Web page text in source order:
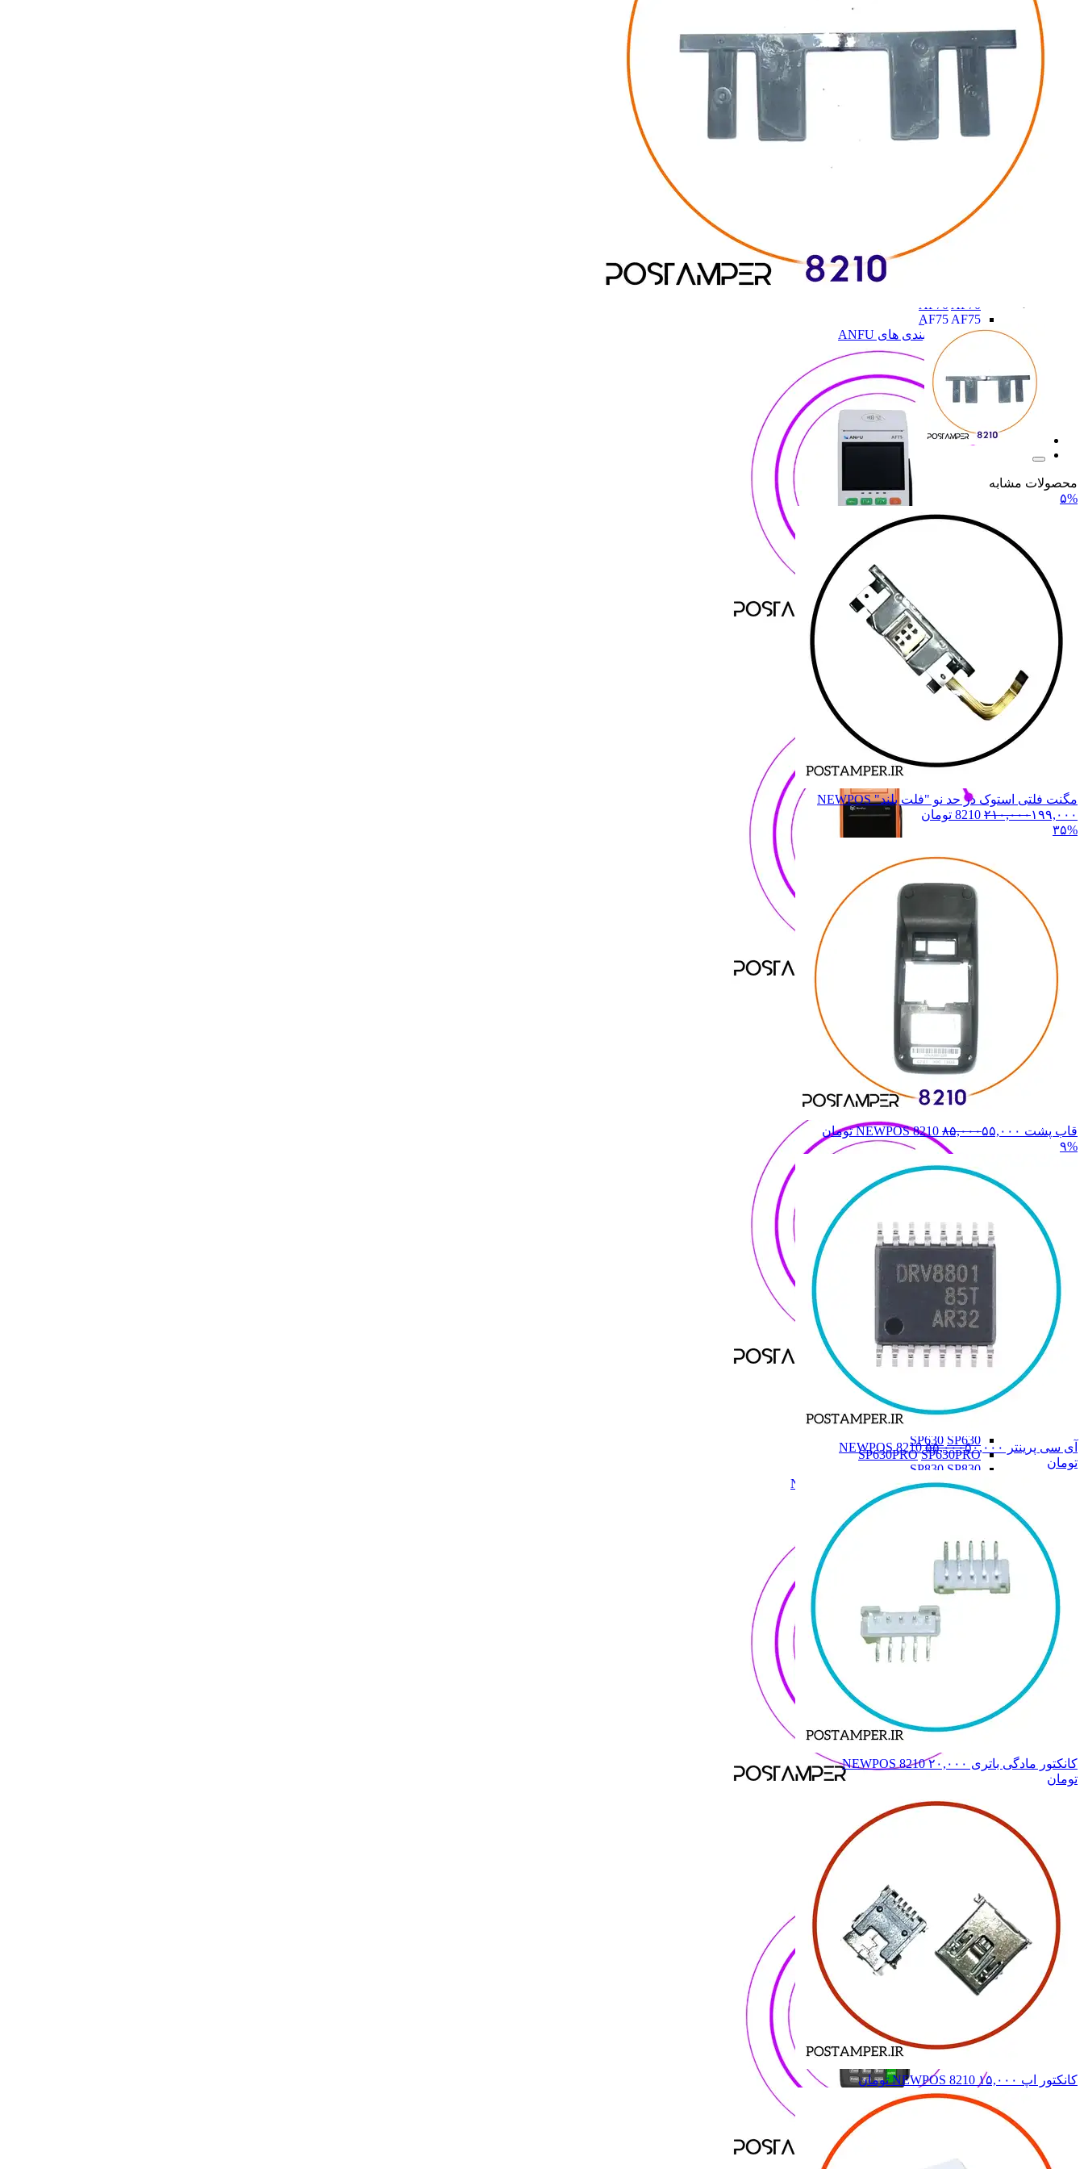
AF70 AF70
AF75 AF75
همه دسته بندی های ANFU
ANFU
H9
H919 H919
H9 PRO H9 PRO
همه دسته بندی های MOREFUN
MOREFUN
i80 i80
i90
KS8210
KS8210
KS8223 KS8223
8225
8225
همه دسته بندی های SZZT
SZZT
SP550 SP550
SP630 SP630
SP630PRO SP630PRO
SP830 SP830
N900,N910,N510
N900,N910,N510
همه دسته بندی های NEWLAND
NEWLAND NEWLAND
7210
محصولات مشابه
۵%
مگنت فلتی استوک در حد نو "فلت بلند" NEWPOS
8210 ۲۱۰,۰۰۰۱۹۹,۰۰۰
تومان
۳۵%
قاب پشت NEWPOS 8210 ۸۵,۰۰۰۵۵,۰۰۰
تومان
۹%
آی سی پرینتر NEWPOS 8210 ۵۵,۰۰۰۵۰,۰۰۰
تومان
کانکتور مادگی باتری NEWPOS 8210 ۲۰,۰۰۰
تومان
کانکتور اپ NEWPOS 8210 ۱۵,۰۰۰ تومان